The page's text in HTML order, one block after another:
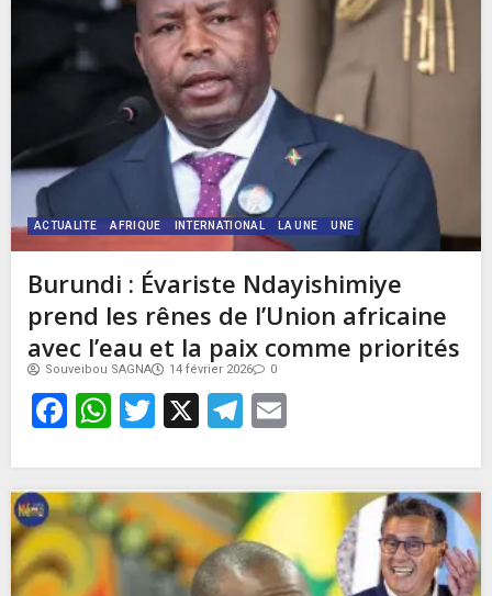
ACTUALITE AFRIQUE INTERNATIONAL LA UNE UNE
Burundi : Évariste Ndayishimiye
prend les rênes de l’Union africaine
avec l’eau et la paix comme priorités
Souveibou SAGNA 14 février 2026 0
Facebook
WhatsApp
Twitter
X Telegram